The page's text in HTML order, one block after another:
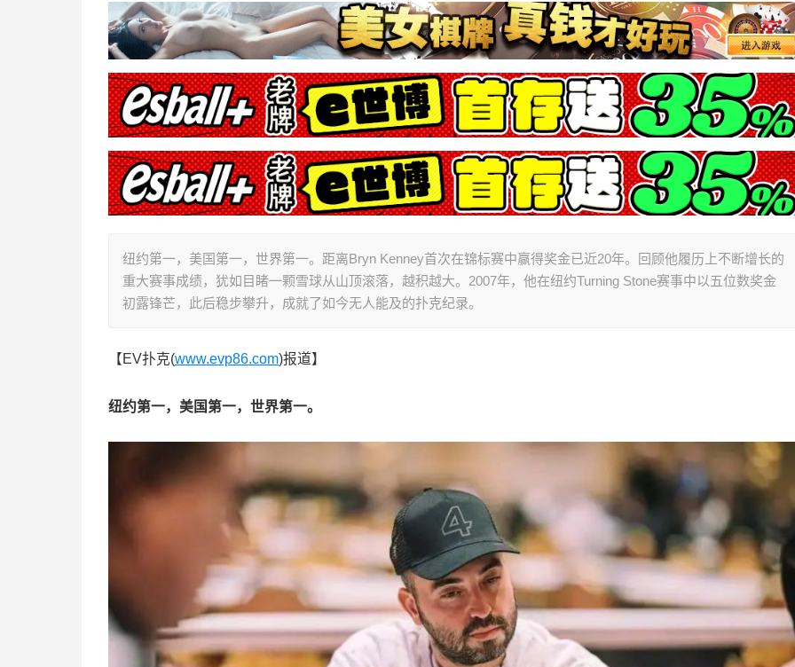
纽约第一，美国第一，世界第一。距离Bryn Kenney首次在锦标赛中赢得奖金已近20年。回顾他履历上不断增长的
重大赛事成绩，犹如目睹一颗雪球从山顶滚落，越积越大。2007年，他在纽约Turning Stone赛事中以五位数奖金
初露锋芒，此后稳步攀升，成就了如今无人能及的扑克纪录。
【EV扑克(www.evp86.com)报道】
纽约第一，美国第一，世界第一。